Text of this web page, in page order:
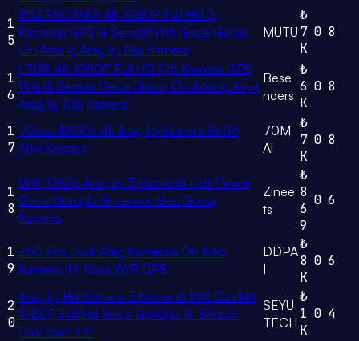
1
5
K02 PROMAX 4K 1080P Full HD 3
Kameralı GPS G Sensör Wifi Gece Görüş
Ön Arka İç Araç İçi Dışı Kamera
MUTU
₺
7
K
0 8
1
6
L308 4K 1080P Full HD Çift Kamera GPS
Wifi G Sensör Gece Görüş Ön Arka İç Kayıt
Araç İçi Dışı Kamera
Bese
nders
₺
6
K
0 8
1
7
70mai A800s 4k Araç Içi Kamera Rc06
Arka Kamera
70M
Aİ
₺
7
K
0 8
1
8
Wifi 1080p Araç içi 3 Kameralı Lcd Ekranlı
Gece Görüşlü G-sensör Geri Görüş
Kamera
Zinee
ts
₺
8
6
9
0 6
1
9
Z60 Pro Dual Araç Kamerası Ön Arka
Kamera 4K Kayıt WiFi GPS
DDPA
I
₺
8
K
0 6
2
0
Araç İçi Hd Kamera 3 Kameralı Wifi Özellikli
1080P Full Hd Gece Görüşlü G-Sensör
Dashcam Y15
SEYU
TECH
₺
1
K
0 4